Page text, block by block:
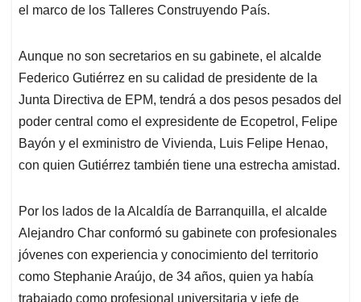
el marco de los Talleres Construyendo País.
Aunque no son secretarios en su gabinete, el alcalde
Federico Gutiérrez en su calidad de presidente de la
Junta Directiva de EPM, tendrá a dos pesos pesados del
poder central como el expresidente de Ecopetrol, Felipe
Bayón y el exministro de Vivienda, Luis Felipe Henao,
con quien Gutiérrez también tiene una estrecha amistad.
Por los lados de la Alcaldía de Barranquilla, el alcalde
Alejandro Char conformó su gabinete con profesionales
jóvenes con experiencia y conocimiento del territorio
como Stephanie Araújo, de 34 años, quien ya había
trabajado como profesional universitaria y jefe de